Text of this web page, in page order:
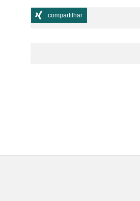
compartilhar